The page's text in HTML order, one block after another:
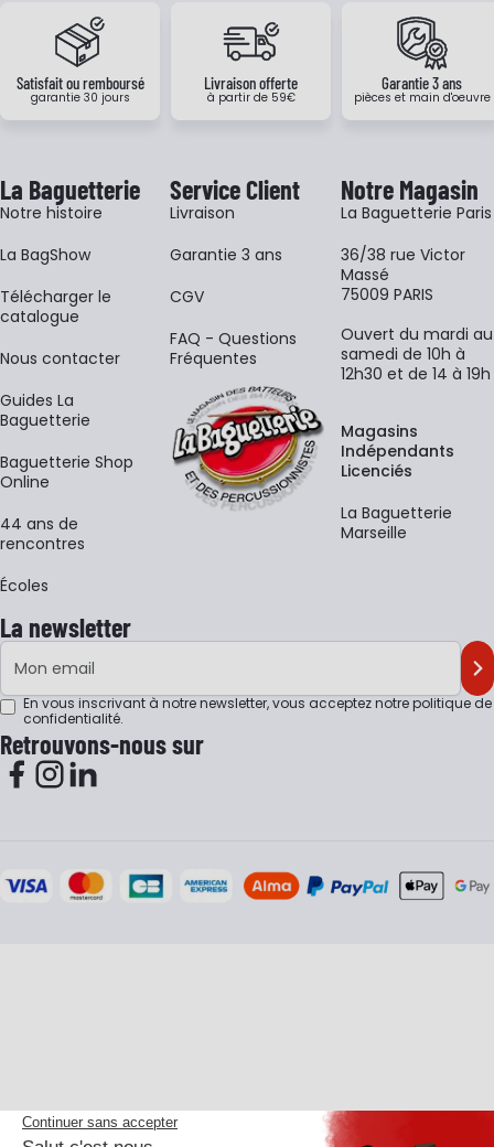
Satisfait ou remboursé
garantie 30 jours
Livraison offerte
à partir de 59€
Garantie 3 ans
pièces et main d'oeuvre
La Baguetterie
Notre histoire
La BagShow
​Télécharger le
catalogue
Nous contacter
Guides La
Baguetterie
Baguetterie Shop
Online
44 ans de
rencontres
Écoles
Service Client
Livraison
Garantie 3 ans
CGV
FAQ - Questions
Fréquentes
Notre Magasin
La Baguetterie Paris
36/38 rue Victor
Massé
75009 PARIS
Ouvert du mardi au
samedi de 10h à
12h30 et de 14 à 19h
Magasins
Indépendants
Licenciés
La Baguetterie
Marseille
La newsletter
Adresse e-mail
En vous inscrivant à notre newsletter, vous acceptez notrepolitique de
confidentialité.
Retrouvons-nous sur